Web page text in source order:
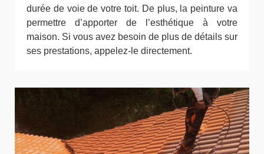
durée de voie de votre toit. De plus, la peinture va
permettre d’apporter de l’esthétique à votre
maison. Si vous avez besoin de plus de détails sur
ses prestations, appelez-le directement.